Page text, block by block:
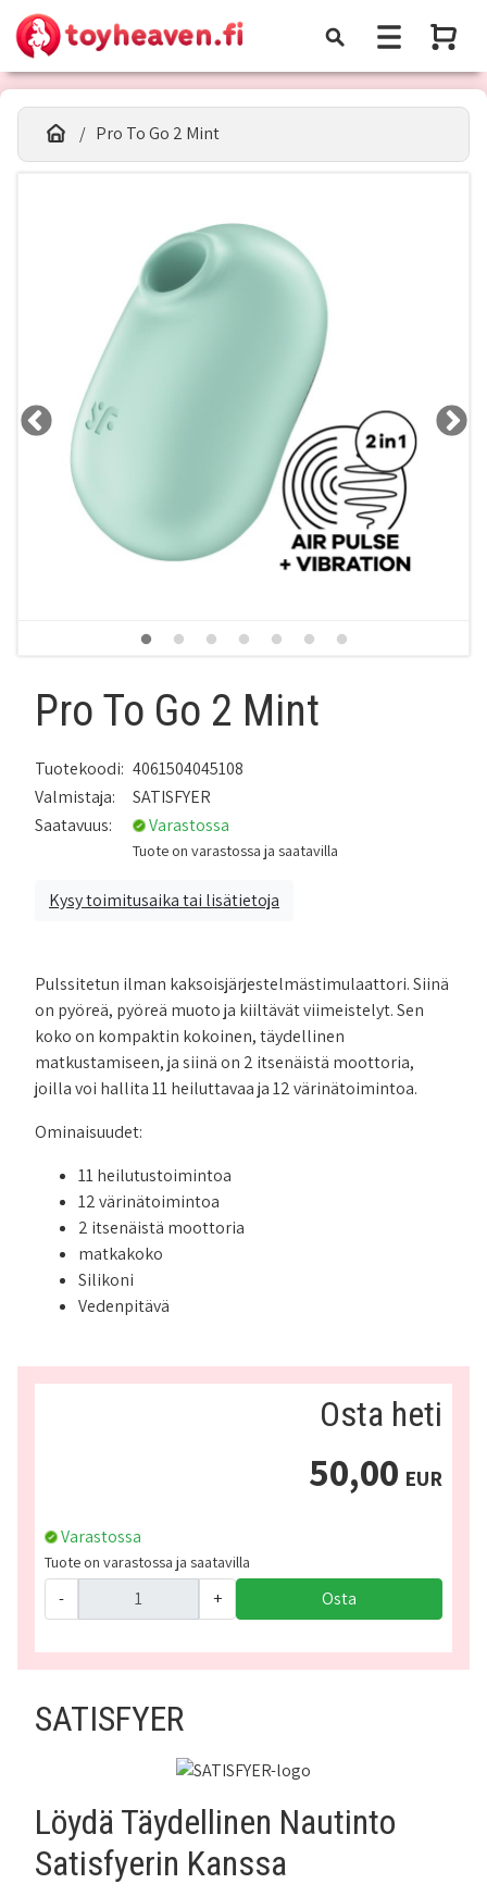
Pro To Go 2 Mint
Pro To Go 2 Mint
Tuotekoodi: 4061504045108
Valmistaja:
SATISFYER
Saatavuus:
Varastossa
Tuote on varastossa ja saatavilla
Kysy toimitusaika tai lisätietoja
Pulssitetun ilman kaksoisjärjestelmästimulaattori. Siinä
on pyöreä, pyöreä muoto ja kiiltävät viimeistelyt. Sen
koko on kompaktin kokoinen, täydellinen
matkustamiseen, ja siinä on 2 itsenäistä moottoria,
joilla voi hallita 11 heiluttavaa ja 12 värinätoimintoa.
Ominaisuudet:
11 heilutustoimintoa
12 värinätoimintoa
2 itsenäistä moottoria
matkakoko
Silikoni
Vedenpitävä
Osta heti
50,00 EUR
Varastossa
Tuote on varastossa ja saatavilla
- + Osta
SATISFYER
Löydä Täydellinen Nautinto
Satisfyerin Kanssa